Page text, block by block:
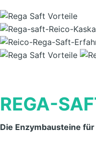
REGA-
Die Enzymbausteine